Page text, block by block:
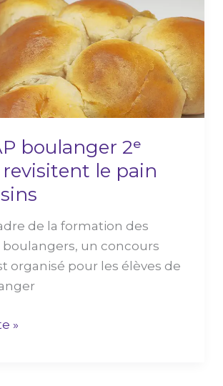
boulanger 2ᵉ
le pain
de la formation des
un concours
organisé pour les élèves de
»